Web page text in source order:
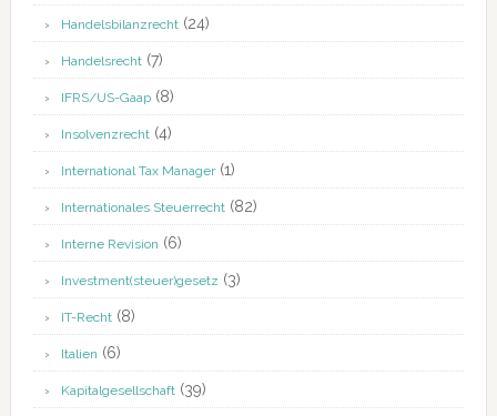
Handelsbilanzrecht(24)
Handelsrecht(7)
IFRS/US-Gaap(8)
Insolvenzrecht(4)
International Tax Manager(1)
Internationales Steuerrecht(82)
Interne Revision (6)
Investment(steuer)gesetz (3)
IT-Recht(8)
Italien (6)
Kapitalgesellschaft(39)